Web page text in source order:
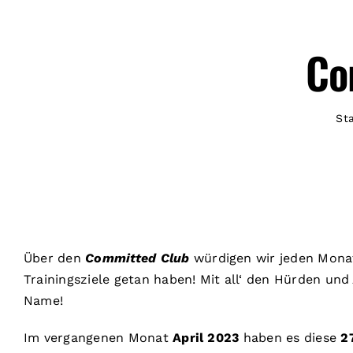
Über den Committed Club würdigen wir jeden
Trainingsziele getan haben! Mit all‘ den Hürden
Name!
Im vergangenen MonatApril 2023 haben es diese